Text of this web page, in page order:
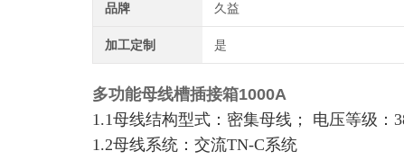
品牌 久益
加工定制 是
多功能母线槽插接箱1000A
1.1母线结构型式：密集母线； 电压等级：
1.2母线系统：交流TN-C系统